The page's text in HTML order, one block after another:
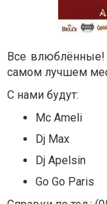
Все
самом лучшем
С нами будут:
Mc Ameli
Dj Max
Dj Apelsin
Go Go Paris